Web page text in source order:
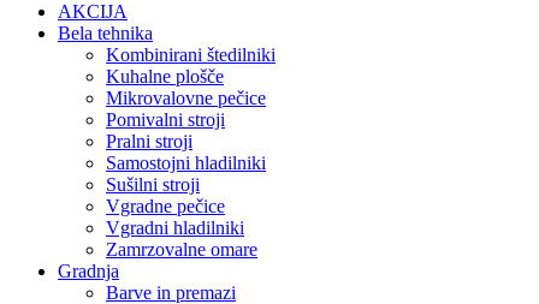
AKCIJA
Bela tehnika
Kombinirani štedilniki
Kuhalne plošče
Mikrovalovne pečice
Pomivalni stroji
Pralni stroji
Samostojni hladilniki
Sušilni stroji
Vgradne pečice
Vgradni hladilniki
Zamrzovalne omare
Gradnja
Barve in premazi